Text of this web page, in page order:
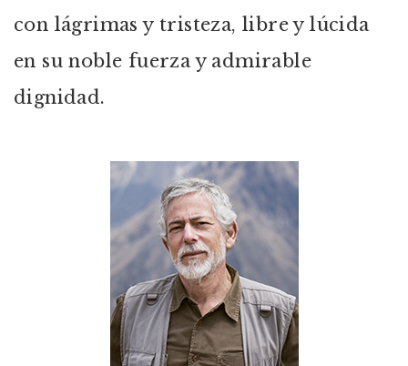
con lágrimas y tristeza, libre y lúcida
en su noble fuerza y admirable
dignidad.